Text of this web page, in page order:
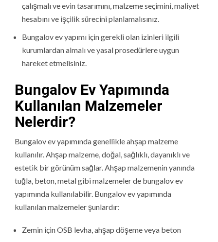
çalışmalı ve evin tasarımını, malzeme seçimini, maliyet
hesabını ve işçilik sürecini planlamalısınız.
Bungalov ev yapımı için gerekli olan izinleri ilgili
kurumlardan almalı ve yasal prosedürlere uygun
hareket etmelisiniz.
Bungalov Ev Yapımında
Kullanılan Malzemeler
Nelerdir?
Bungalov ev yapımında genellikle ahşap malzeme
kullanılır. Ahşap malzeme, doğal, sağlıklı, dayanıklı ve
estetik bir görünüm sağlar. Ahşap malzemenin yanında
tuğla, beton, metal gibi malzemeler de bungalov ev
yapımında kullanılabilir. Bungalov ev yapımında
kullanılan malzemeler şunlardır:
Zemin için OSB levha, ahşap döşeme veya beton